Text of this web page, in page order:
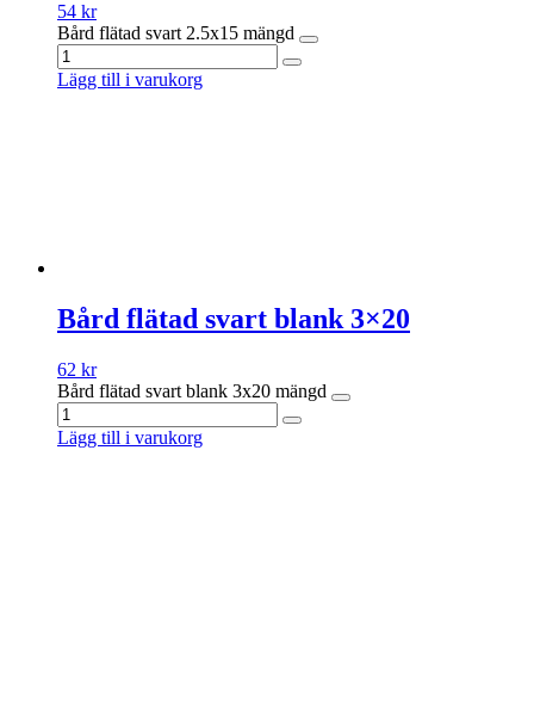
54 kr
Bård flätad svart 2.5x15 mängd
Lägg till i varukorg
Bård flätad svart blank 3×20
62 kr
Bård flätad svart blank 3x20 mängd
Lägg till i varukorg